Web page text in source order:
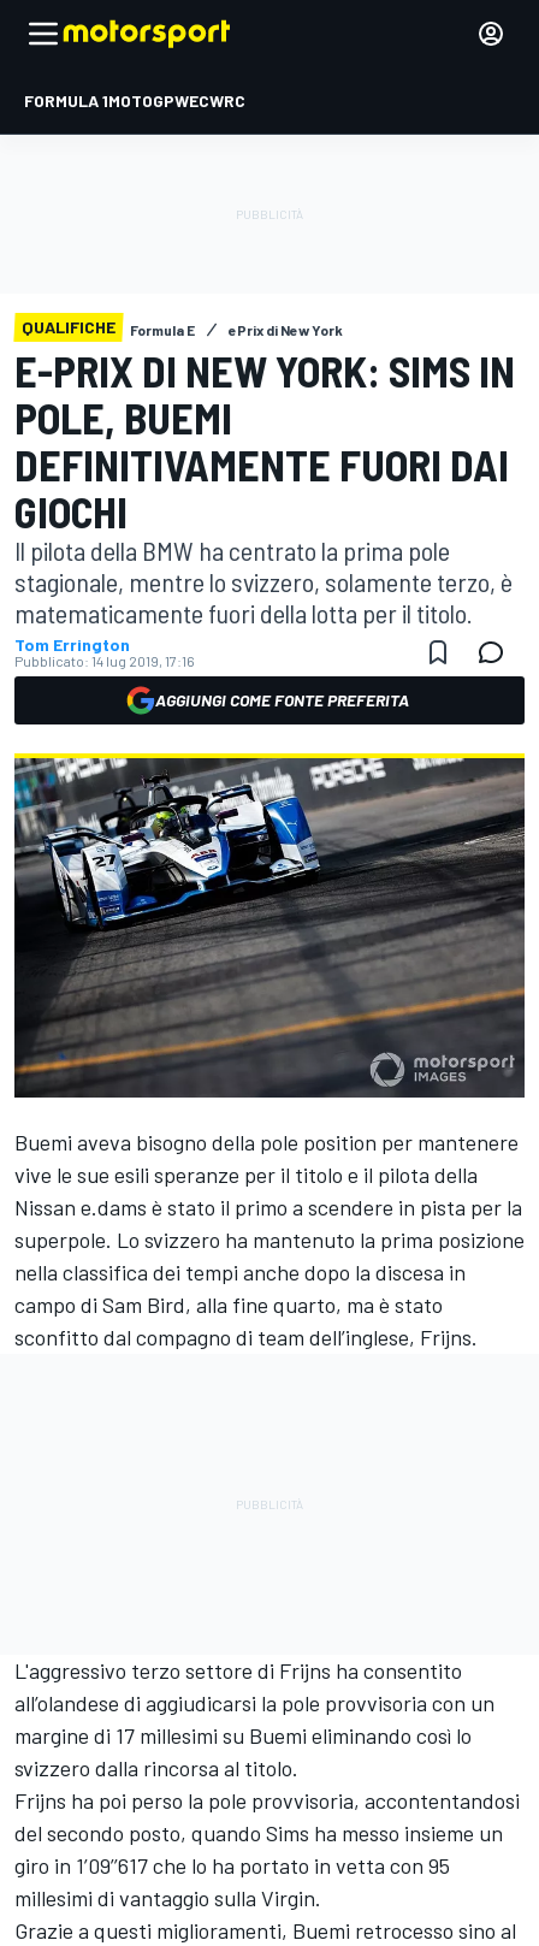
FORMULA 1MOTOGPWECWRC
QUALIFICHE Formula E ePrix di New York
E-PRIX DI NEW YORK: SIMS IN
POLE, BUEMI
DEFINITIVAMENTE FUORI DAI
GIOCHI
Il pilota della BMW ha centrato la prima pole
stagionale, mentre lo svizzero, solamente terzo, è
matematicamente fuori della lotta per il titolo.
Tom Errington
Pubblicato: 14 lug 2019, 17:16
AGGIUNGI COME FONTE PREFERITA
Buemi aveva bisogno della pole position per mantenere
vive le sue esili speranze per il titolo e il pilota della
Nissan e.dams è stato il primo a scendere in pista per la
superpole. Lo svizzero ha mantenuto la prima posizione
nella classifica dei tempi anche dopo la discesa in
campo di Sam Bird, alla fine quarto, ma è stato
sconfitto dal compagno di team dell’inglese, Frijns.
L'aggressivo terzo settore di Frijns ha consentito
all’olandese di aggiudicarsi la pole provvisoria con un
margine di 17 millesimi su Buemi eliminando così lo
svizzero dalla rincorsa al titolo.
Frijns ha poi perso la pole provvisoria, accontentandosi
del secondo posto, quando Sims ha messo insieme un
giro in 1’09’’617 che lo ha portato in vetta con 95
millesimi di vantaggio sulla Virgin.
Grazie a questi miglioramenti, Buemi retrocesso sino al